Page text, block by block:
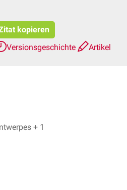
kopieren
Versionsgeschichte
Artikel
Daniel Kamp, Dr. Frank Antwerpes + 1